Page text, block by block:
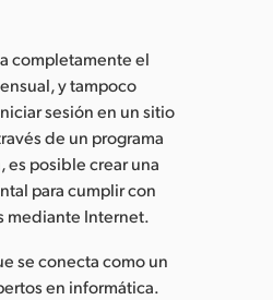
completamente el
y tampoco
sesión en un sitio
de un programa
posible crear una
para cumplir con
mediante Internet.
se conecta como un
en informática.